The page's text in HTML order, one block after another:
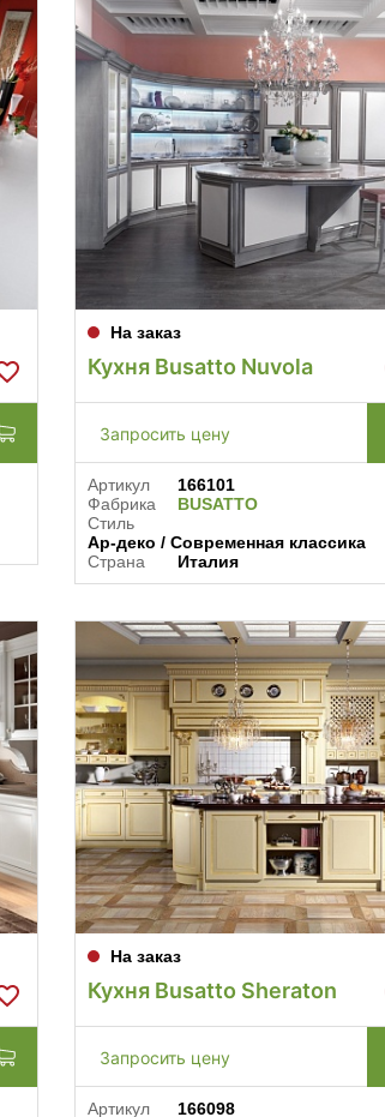
На заказ
Кухня Busatto Nuvola
Запросить цену
Артикул
166101
Фабрика
BUSATTO
Стиль
Ар-деко / Современная классика
Страна
Италия
На заказ
Кухня Busatto Sheraton
Запросить цену
Артикул
166098